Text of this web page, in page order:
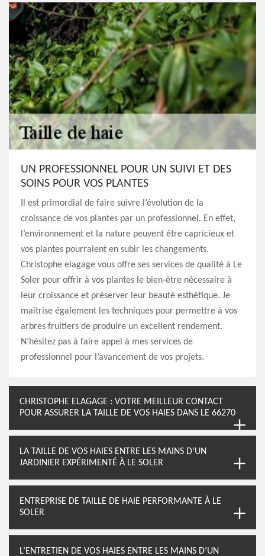
UN PROFESSIONNEL POUR UN SUIVI ET DES
SOINS POUR VOS PLANTES
Il est primordial de faire suivre l’évolution de la
croissance de vos plantes par un professionnel. En effet,
l’environnement et la nature peuvent être capricieux et
vos plantes pourraient en subir les changements.
Christophe elagage vous offre ses services de qualité à Le
Soler pour offrir à vos plantes le bien-être nécessaire à
leur croissance et préserver leur beauté esthétique. Je
maîtrise également les techniques pour permettre à vos
arbres fruitiers de produire un excellent rendement.
N’hésitez pas à faire appel à mes services de
professionnel pour l’avancement de vos projets.
CHRISTOPHE ELAGAGE : VOTRE MEILLEUR CONTACT
POUR ASSURER LA TAILLE DE VOS HAIES DANS LE 66270
LA TAILLE DE VOS HAIES ENTRE LES MAINS D’UN
JARDINIER EXPÉRIMENTÉ À LE SOLER
ENTREPRISE DE TAILLE DE HAIE PERFORMANTE À LE
SOLER
L’ENTRETIEN DE VOS HAIES ENTRE LES MAINS D’UN